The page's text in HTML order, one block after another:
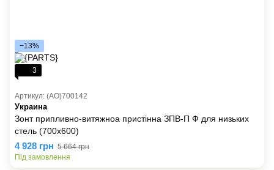
−13%
3
Артикул: (AO)700142
Украина
Зонт припливно-витяжноа пристінна ЗПВ-П Ф для низьких
стель (700x600)
4 928 грн 5 664 грн
Під замовлення